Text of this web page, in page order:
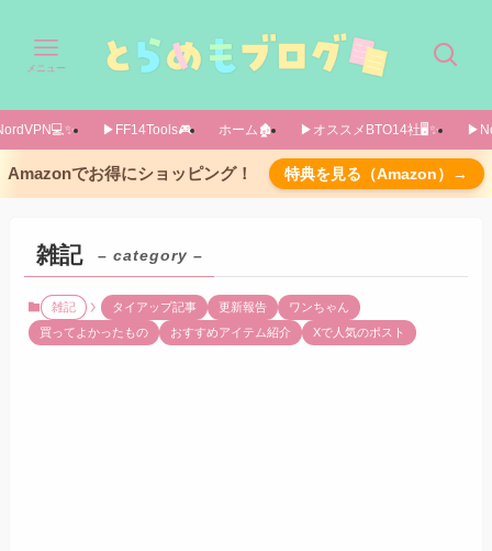
メニュー
▶FF14Tools🎮️ ホーム🏚️ ▶オススメBTO14社🖥️✨️
Amazonでお得にショッピング！ 特典を見る（Amazon）→
雑記 – category –
雑記 タイアップ記事 更新報告
ワンちゃん
買ってよかったもの
おすすめアイテム紹介 Xで人気のポスト